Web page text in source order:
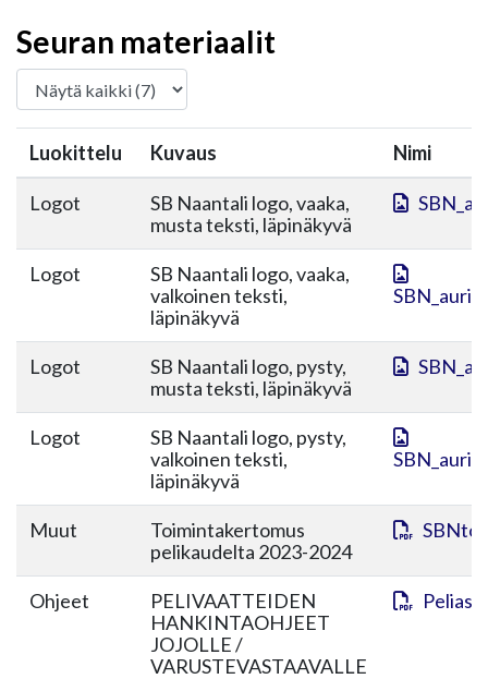
Seuran materiaalit
Luokittelu Kuvaus Nimi
Logot
SB Naantali logo, vaaka,
musta teksti, läpinäkyvä
Logot
SB Naantali logo, vaaka,
valkoinen teksti,
läpinäkyvä
Logot
SB Naantali logo, pysty,
musta teksti, läpinäkyvä
Logot
SB Naantali logo, pysty,
valkoinen teksti,
läpinäkyvä
Muut
Toimintakertomus
pelikaudelta 2023-2024
Ohjeet
PELIVAATTEIDEN
HANKINTAOHJEET
JOJOLLE /
VARUSTEVASTAAVALLE